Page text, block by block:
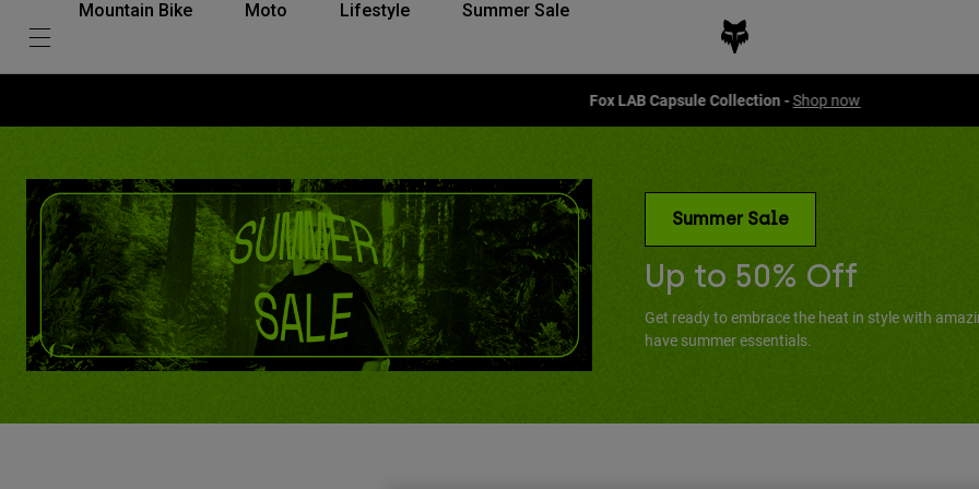
Mountain Bike Moto Lifestyle Summer Sale
Fox LAB Capsule Collection -Shop now
Summer Sale
Up to 50% Off
Get ready to embrace the heat in style with
have summer essentials.